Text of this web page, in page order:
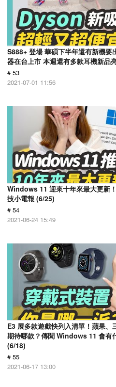
S888+ 登場 華碩下半年還有新機
器在台上市 本週還有多款耳機新品
# 53
2021-07-01 11:56
Windows 11 迎來十年來最大更新
技小電報 (6/25)
# 54
2021-06-24 15:49
E3 展多款遊戲快列入清單！蘋果
期待哪款？傳聞 Windows 11 會有
(6/18)
# 55
2021-06-17 13:00